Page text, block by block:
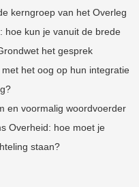
kerngroep van het Overleg
hoe kun je vanuit de brede
het gesprek
het oog op hun integratie
en voormalig woordvoerder
Overheid: hoe moet je
staan?